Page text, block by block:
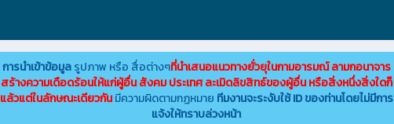
การนำเข้าข้อมูลรูปภาพ หรือ สื่อต่างๆที่นำเสนอแนวทางยั่วยุในกามอารมณ์ ลามกอนาจาร
สร้างความเดือดร้อนให้แก่ผู้อื่น สังคม ประเทศ ละเมิดลิขสิทธ์ของผู้อื่น หรือสิ่งหนึ่งสิ่งใดก็
แล้วแต่ในลักษณะเดียวกันมีความผิดตามกฏหมาย ทีมงานจะระงับใช้ ID ของท่านโดยไม่มีการ
แจ้งให้ทราบล่วงหน้า